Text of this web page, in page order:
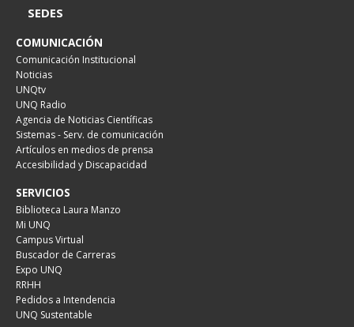
SEDES
COMUNICACIÓN
Comunicación Institucional
Noticias
UNQtv
UNQ Radio
Agencia de Noticias Científicas
Sistemas - Serv. de comunicación
Artículos en medios de prensa
Accesibilidad y Discapacidad
SERVICIOS
Biblioteca Laura Manzo
Mi UNQ
Campus Virtual
Buscador de Carreras
Expo UNQ
RRHH
Pedidos a Intendencia
UNQ Sustentable